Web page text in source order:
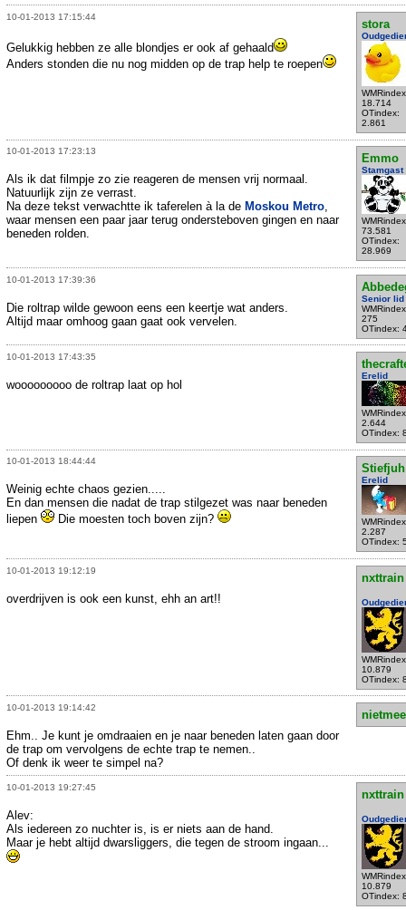
10-01-2013 17:15:44
stora
18.714
OTindex:
2.861
Gelukkig hebben ze alle blondjes er ook af gehaald
Anders stonden die nu nog midden op de trap help te roepen
10-01-2013 17:23:13
Emmo
Stamgast
73.581
OTindex:
28.969
Als ik dat filmpje zo zie reageren de mensen vrij normaal.
Natuurlijk zijn ze verrast.
Na deze tekst verwachtte ik taferelen à la de Moskou Metro,
waar mensen een paar jaar terug ondersteboven gingen en naar
beneden rolden.
10-01-2013 17:39:36
Senior lid
275
OTindex:
Die roltrap wilde gewoon eens een keertje wat anders.
Altijd maar omhoog gaan gaat ook vervelen.
10-01-2013 17:43:35
Erelid
2.644
OTindex:
wooooooooo de roltrap laat op hol
10-01-2013 18:44:44
Stiefjuh
Erelid
2.287
OTindex:
Weinig echte chaos gezien.....
En dan mensen die nadat de trap stilgezet was naar beneden
liepen
Die moesten toch boven zijn?
10-01-2013 19:12:19
nxttrain
10.879
OTindex:
overdrijven is ook een kunst, ehh an art!!
10-01-2013 19:14:42
Ehm.. Je kunt je omdraaien en je naar beneden laten gaan door
de trap om vervolgens de echte trap te nemen..
Of denk ik weer te simpel na?
10-01-2013 19:27:45
nxttrain
10.879
OTindex:
Alev:
Als iedereen zo nuchter is, is er niets aan de hand.
Maar je hebt altijd dwarsliggers, die tegen de stroom ingaan...